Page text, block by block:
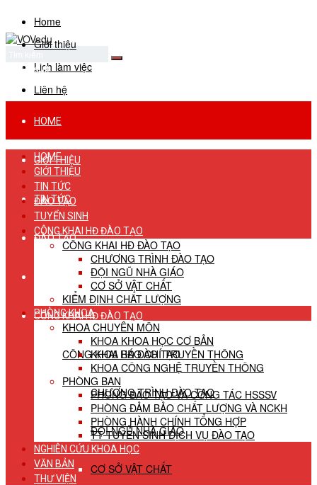
Home
Giới thiệu
Lịch làm việc
Liên hệ
No Result
View All Result
HOME
GIỚI THIỆU
TIN TỨC
ĐÀO TẠO
TUYỂN SINH
CÔNG KHAI HĐ ĐÀO TẠO
CÔNG KHAI HĐ ĐÀO TẠO
CHƯƠNG TRÌNH ĐÀO TẠO
ĐỘI NGŨ NHÀ GIÁO
CƠ SỞ VẬT CHẤT
HOME
GIỚI THIỆU
TIN TỨC
ĐÀO TẠO
TUYỂN SINH
CÔNG KHAI HĐ ĐÀO TẠO
CÔNG KHAI HĐ ĐÀO TẠO
CHƯƠNG TRÌNH ĐÀO TẠO
ĐỘI NGŨ NHÀ GIÁO
CƠ SỞ VẬT CHẤT
KIỂM ĐỊNH CHẤT LƯỢNG
PHÒNG KHOA
KHOA CHUYÊN MÔN
KHOA KHOA HỌC CƠ BẢN
KHOA BÁO CHÍ TRUYỀN THÔNG
KHOA CÔNG NGHỆ TRUYỀN THÔNG
PHÒNG BAN
PHÒNG ĐÀO TẠO VÀ CÔNG TÁC HSSSV
PHÒNG ĐẢM BẢO CHẤT LƯỢNG VÀ NCKH
PHÒNG HÀNH CHÍNH TỔNG HỢP
TT TUYỂN SINH DỊCH VỤ ĐÀO TẠO
NGHIÊN CỨU KHOA HỌC
VĂN BẢN
THƯ VIỆN